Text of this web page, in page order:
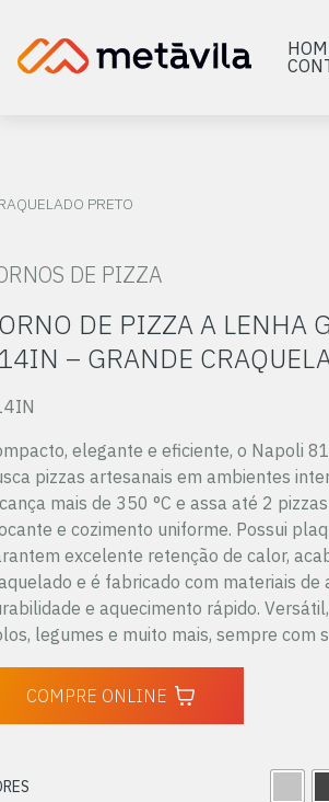
PRETO
DE PIZZA
DE PIZZA A LENHA
– GRANDE
elegante e eficiente, o Napoli
pizzas artesanais em ambientes
mais de 350 °C e assa até 2
e cozimento uniforme. Possui
excelente retenção de calor,
e é fabricado com materiais
e aquecimento rápido.
legumes e muito mais, sempre com
COMPRE ONLINE